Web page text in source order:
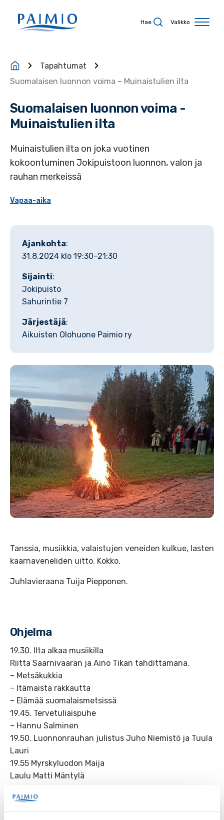
Hae Valikko
Tapahtumat
Suomalaisen luonnon voima – Muinaistulien ilta
Suomalaisen luonnon voima -
Muinaistulien ilta
Muinaistulien ilta on joka vuotinen
kokoontuminen Jokipuistoon luonnon, valon ja
rauhan merkeissä
Vapaa-aika
Ajankohta:
31.8.2024 klo 19:30–21:30
Sijainti:
Jokipuisto
Sahurintie 7
Järjestäjä:
Aikuisten Olohuone Paimio ry
Tanssia, musiikkia, valaistujen veneiden kulkue, lasten
kaarnaveneliden uitto. Kokko.
Juhlavieraana Tuija Piepponen.
Ohjelma
19.30. Ilta alkaa musiikilla
Riitta Saarnivaaran ja Aino Tikan tahdittamana.
– Metsäkukkia
– Itämaista rakkautta
– Elämää suomalaismetsissä
19.45. Tervetuliaispuhe
– Hannu Salminen
19.50. Luonnonrauhan julistus Juho Niemistö ja Tuula
Lauri
19.55 Myrskyluodon Maija
Laulu Matti Mäntylä
20.00. Tuija Piepponen kertoo mitä luonto hänelle